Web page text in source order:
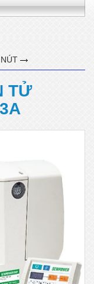
1903A
TỬ